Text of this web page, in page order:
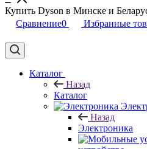
Купить Dyson в Минске и
Сравнение0 Избранные
Каталог
Назад
Каталог
Назад
Электроника